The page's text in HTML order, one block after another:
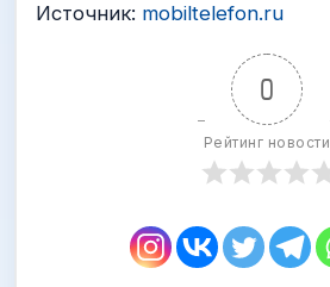
Источник: mobiltelefon.ru
0
Рейтинг новости